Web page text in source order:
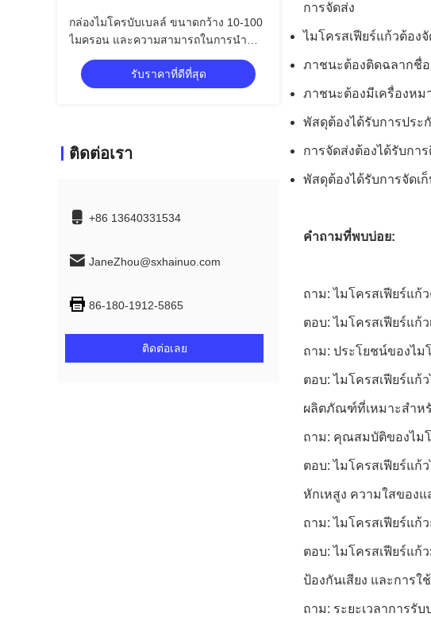
กล่องไมโครบับเบลล์ ขนาดกว้าง 10-100
ไมครอน และความสามารถในการนํา
ความร้อน 0.2 สําหรับการผลิตรถยนต์
รับราคาที่ดีที่สุด
ติดต่อเรา
+86 13640331534
JaneZhou@sxhainuo.com
86-180-1912-5865
ติดต่อเลย
การจัดส่ง
ไมโครสเฟียร์แก้วต้อง
ภาชนะต้องติดฉลากชื่
ภาชนะต้องมีเครื่องหม
พัสดุต้องได้รับการประ
การจัดส่งต้องได้รับกา
พัสดุต้องได้รับการจัดเ
คำถามที่พบบ่อย:
ถาม: ไมโครสเฟียร์แก้
ตอบ: ไมโครสเฟียร์แ
ถาม: ประโยชน์ของไม
ตอบ: ไมโครสเฟียร์แ
ผลิตภัณฑ์ที่เหมาะสำห
ถาม: คุณสมบัติของไม
ตอบ: ไมโครสเฟียร์แ
หักเหสูง ความใสของ
ถาม: ไมโครสเฟียร์แก้
ตอบ: ไมโครสเฟียร์แก้
ป้องกันเสียง และการใ
ถาม: ระยะเวลาการรั